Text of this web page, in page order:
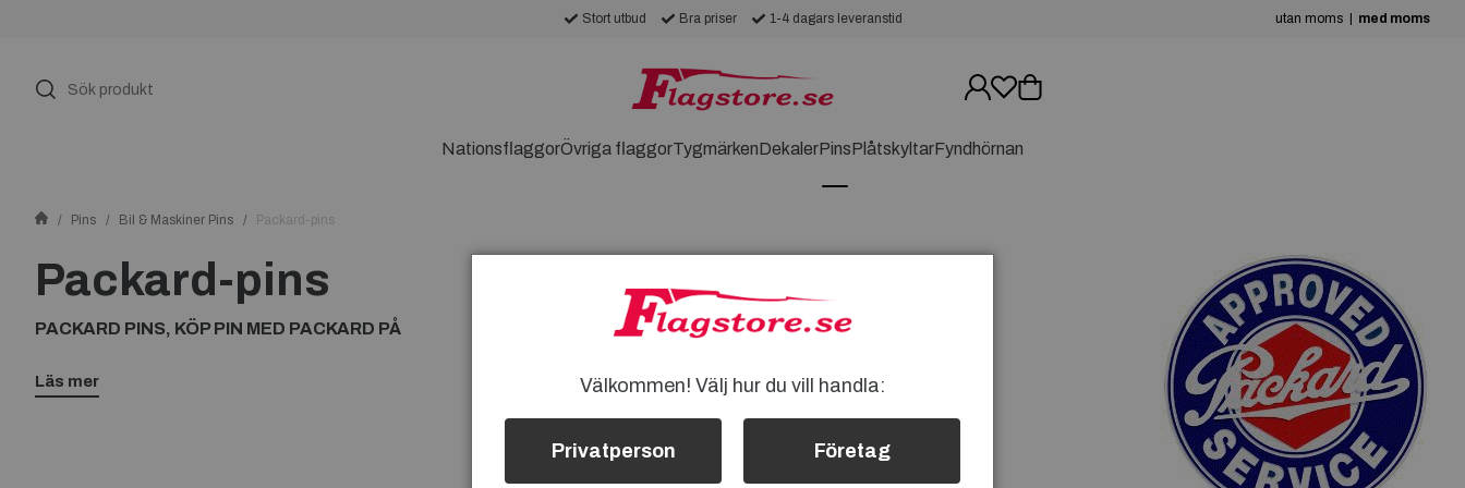
utan moms med moms
Stort utbud Bra priser 1-4 dagars leveranstid
NationsflaggorÖvriga flaggorTygmärkenDekalerPinsPlåtskyltarFyndhörnan
Pins Bil & Maskiner Pins Packard-pins
Packard-pins
PACKARD PINS, KÖP PIN MED PACKARD PÅ
Läs mer Välkommen! Välj hur du vill handla:
Privatperson Företag